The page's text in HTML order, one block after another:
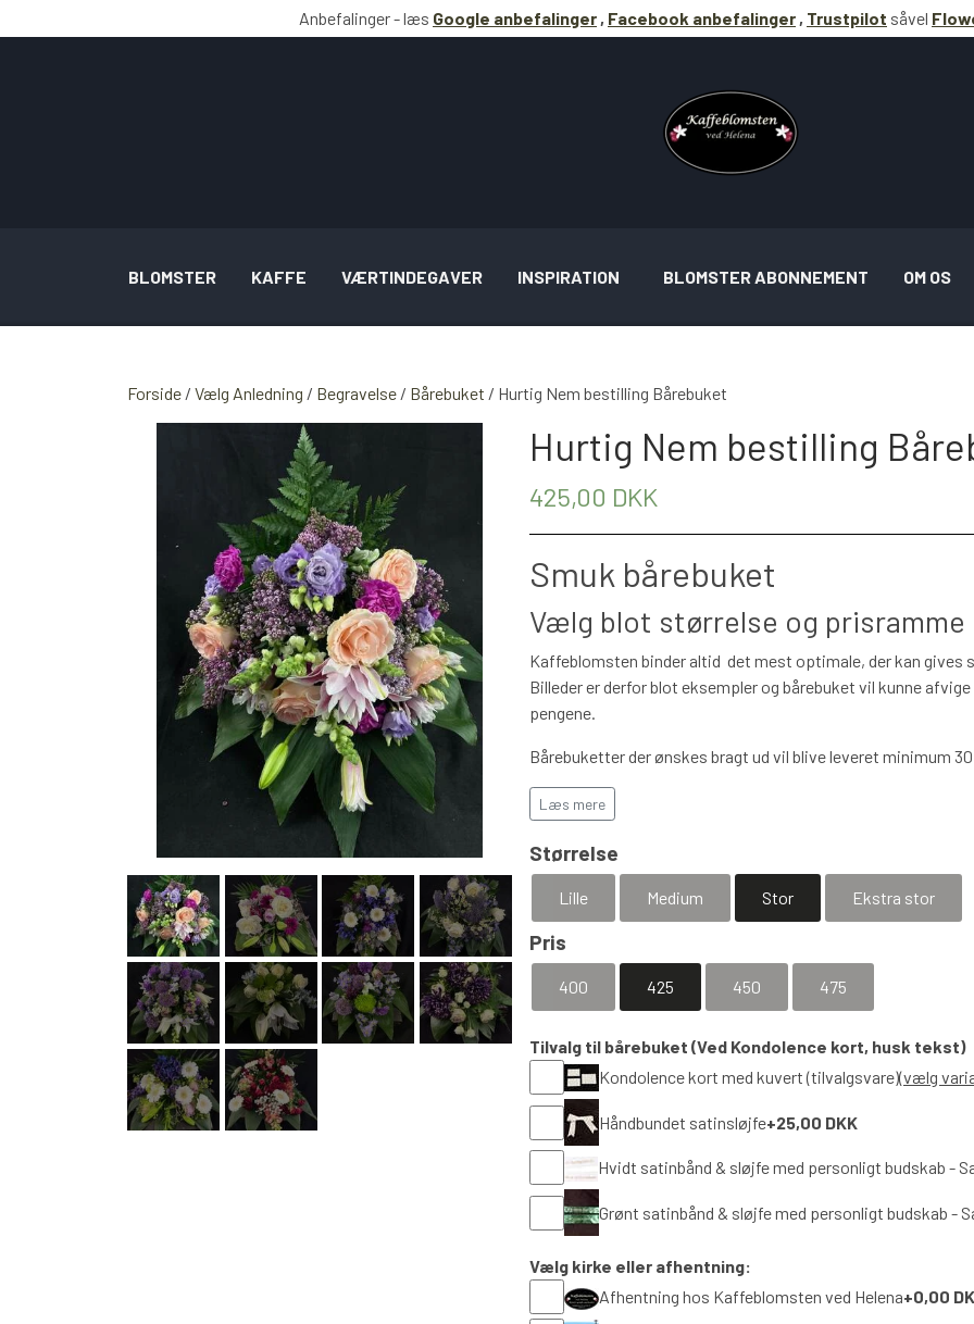
Anbefalinger - læs Google anbefalinger , Facebook anbefalinger , Trustpilot såvel
BLOMSTER KAFFE VÆRTINDEGAVER INSPIRATION
BUKETTER INSPIRATION
BRYLLUP SAMT OPGAVER INSPIRATION
SPECIELLE LEJLIGHEDSBUKETTER INSPIRATION
BÅREBUKETTER INSPIRATION
BLOMSTER ABONNEMENT OM OS
Forside Vælg Anledning Begravelse Bårebuket Hurtig Nem bestilling Bårebuket
Hurtig Nem bestilling
425,00 DKK
Smuk bårebuket
Vælg blot størrelse og prisramme
Kaffeblomsten binder altid det mest optimale, der kan gives
Billeder er derfor blot eksempler og bårebuket vil kunne
pengene.
Bårebuketter der ønskes bragt ud vil blive leveret minimum
personale sørge for at bårebuket lægges på plads samt give
VIGTIGT- kan kirke ikke vælges i nedenstående quick check,
Husk bestillingsfristeri forhold til evt. levering læs mere
Læs mere
Størrelse
Lille Medium Stor Ekstra stor
Pris
400 425 450 475
Tilvalg til bårebuket (Ved Kondolence kort, husk tekst)
Kondolence kort med kuvert (tilvalgsvare)(vælg
Håndbundet satinsløjfe+25,00 DKK
Hvidt satinbånd & sløjfe med personligt budskab -
Grønt satinbånd & sløjfe med personligt budskab -
Vælg kirke eller afhentning:
Afhentning hos Kaffeblomsten ved Helena+0,00